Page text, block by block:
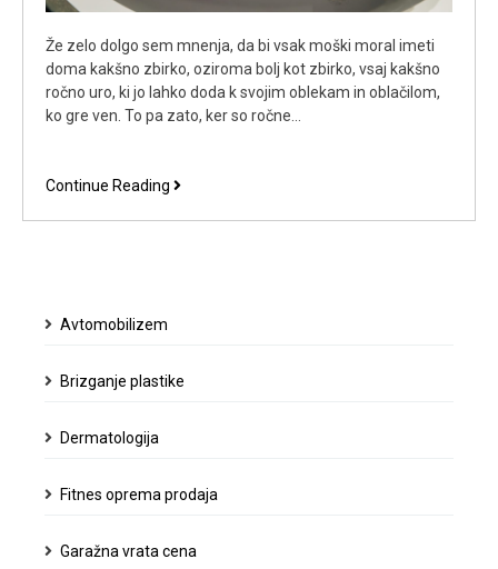
Že zelo dolgo sem mnenja, da bi vsak moški moral imeti
doma kakšno zbirko, oziroma bolj kot zbirko, vsaj kakšno
ročno uro, ki jo lahko doda k svojim oblekam in oblačilom,
ko gre ven. To pa zato, ker so ročne…
Continue Reading Omega
Avtomobilizem
Brizganje plastike
Dermatologija
Fitnes oprema prodaja
Garažna vrata cena